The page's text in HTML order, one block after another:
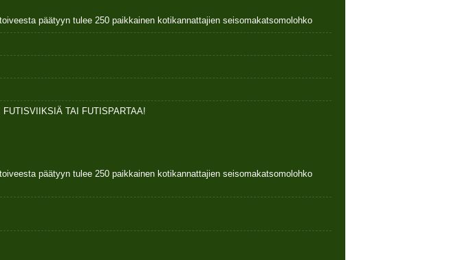
päätyyn tulee 250 paikkainen kotikannattajien seisomakatsomolohko
TAI FUTISPARTAA!
päätyyn tulee 250 paikkainen kotikannattajien seisomakatsomolohko